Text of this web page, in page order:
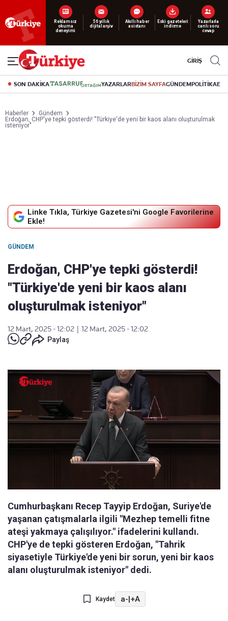
Reklamsız
okuma
deneyimi
56 yıllık
dijital arşiv
Akıllı haber
asistanı
Eski gazeteleri
indirme
Yazarlarla
canlı soru
cevap
Yeni nesil dijital
abonelik 19 TL’den başlayan fiyatlarla.
GİRİŞ
SON DAKİKA YAZARLARBİZİM SAYFAGÜNDEMPOLİTİKA
Haberler
Gündem
Erdoğan, CHP'ye tepki gösterdi! "Türkiye'de yeni bir kaos alanı oluşturulmak
isteniyor"
Linke Tıkla, Türkiye Gazetesi'ni Google Favorilerine
Ekle!
GÜNDEM
Erdoğan, CHP'ye tepki gösterdi!
"Türkiye'de yeni bir kaos alanı
oluşturulmak isteniyor"
12 Mart, 2025 - 12:02
12 Mart, 2025 - 12:02
Paylaş
Cumhurbaşkanı Recep Tayyip Erdoğan, Suriye'de
yaşanan çatışmalarla ilgili "Mezhep temelli fitne
ateşi yakmaya çalışılıyor." ifadelerini kullandı.
CHP'ye de tepki gösteren Erdoğan, "Tahrik
siyasetiyle Türkiye'de yeni bir sorun, yeni bir kaos
alanı oluşturulmak isteniyor" dedi.
Kaydet a-|+A